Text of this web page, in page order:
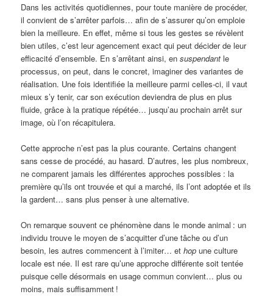
Dans les activités quotidiennes, pour toute manière de procéder,
il convient de s’arrêter parfois… afin de s’assurer qu’on emploie
bien la meilleure. En effet, même si tous les gestes se révèlent
bien utiles, c’est leur agencement exact qui peut décider de leur
efficacité d’ensemble. En s’arrêtant ainsi, ensuspendant le
processus, on peut, dans le concret, imaginer des variantes de
réalisation. Une fois identifiée la meilleure parmi celles-ci, il vaut
mieux s’y tenir, car son exécution deviendra de plus en plus
fluide, grâce à la pratique répétée… jusqu’au prochain arrêt sur
image, où l’on récapitulera.
Cette approche n’est pas la plus courante. Certains changent
sans cesse de procédé, au hasard. D’autres, les plus nombreux,
ne comparent jamais les différentes approches possibles : la
première qu’ils ont trouvée et qui a marché, ils l’ont adoptée et ils
la gardent… sans plus penser à une alternative.
On remarque souvent ce phénomène dans le monde animal : un
individu trouve le moyen de s’acquitter d’une tâche ou d’un
besoin, les autres commencent à l’imiter… ethop une culture
locale est née. Il est rare qu’une approche différente soit tentée
puisque celle désormais en usage commun convient… plus ou
moins, mais suffisamment !